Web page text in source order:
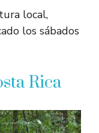
local,
los sábados
Rica